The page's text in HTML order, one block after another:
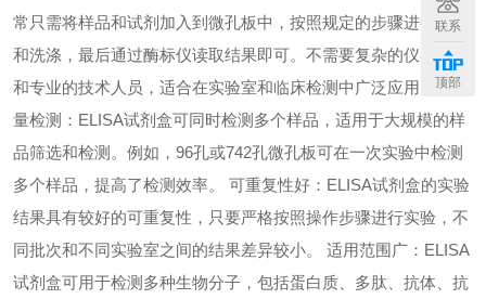
常只需将样品和试剂加入到微孔板中，按照规定的步骤进行孵育
和洗涤，最后通过酶标仪读取结果即可。不需要复杂的仪器设备
和专业的技术人员，适合在实验室和临床检测中广泛应用。 高通
量检测：ELISA试剂盒可同时检测多个样品，适用于大规模的样
品筛选和检测。例如，96孔或742孔微孔板可在一次实验中检测
多个样品，提高了检测效率。 可重复性好：ELISA试剂盒的实验
结果具有较好的可重复性，只要严格按照操作步骤进行实验，不
同批次和不同实验室之间的结果差异较小。 适用范围广：ELISA
试剂盒可用于检测多种生物分子，包括蛋白质、多肽、抗体、抗
联系
顶部